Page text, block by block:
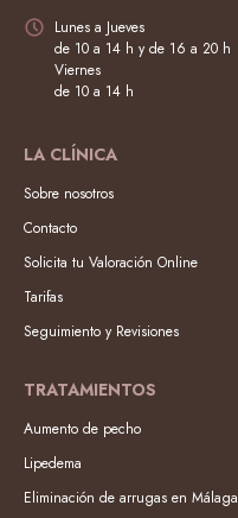
Lunes a Jueves
de 10 a 14 h y de 16 a 20 h
Viernes
de 10 a 14 h
LA CLÍNICA
Sobre nosotros
Contacto
Solicita tu Valoración Online
Tarifas
Seguimiento y Revisiones
TRATAMIENTOS
Aumento de pecho
Lipedema
Eliminación de arrugas en Málaga